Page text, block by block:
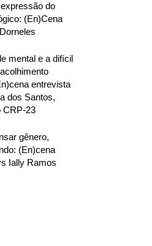
do
(En)Cena
mental e a difícil
entrevista
dos Santos,
CRP-23
gênero,
(En)cena
Ially Ramos